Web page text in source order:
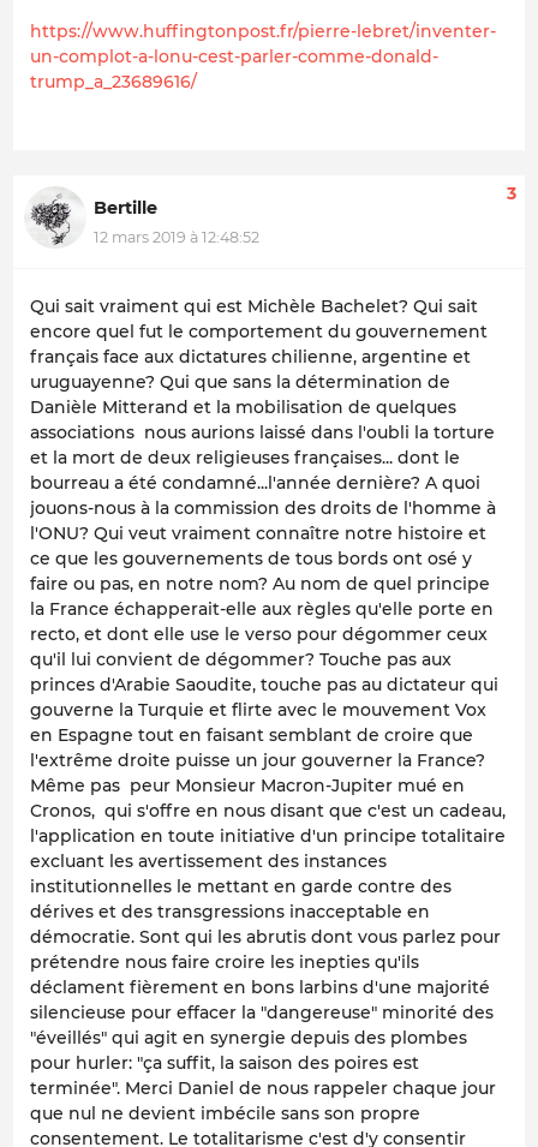
https://www.huffingtonpost.fr/pierre-lebret/inventer-
un-complot-a-lonu-cest-parler-comme-donald-
trump_a_23689616/
Bertille
12 mars 2019 à 12:48:52
3
Qui sait vraiment qui est Michèle Bachelet? Qui sait
encore quel fut le comportement du gouvernement
français face aux dictatures chilienne, argentine et
uruguayenne? Qui que sans la détermination de
Danièle Mitterand et la mobilisation de quelques
associations nous aurions laissé dans l'oubli la torture
et la mort de deux religieuses françaises... dont le
bourreau a été condamné...l'année dernière? A quoi
jouons-nous à la commission des droits de l'homme à
l'ONU? Qui veut vraiment connaître notre histoire et
ce que les gouvernements de tous bords ont osé y
faire ou pas, en notre nom? Au nom de quel principe
la France échapperait-elle aux règles qu'elle porte en
recto, et dont elle use le verso pour dégommer ceux
qu'il lui convient de dégommer? Touche pas aux
princes d'Arabie Saoudite, touche pas au dictateur qui
gouverne la Turquie et flirte avec le mouvement Vox
en Espagne tout en faisant semblant de croire que
l'extrême droite puisse un jour gouverner la France?
Même pas peur Monsieur Macron-Jupiter mué en
Cronos, qui s'offre en nous disant que c'est un cadeau,
l'application en toute initiative d'un principe totalitaire
excluant les avertissement des instances
institutionnelles le mettant en garde contre des
dérives et des transgressions inacceptable en
démocratie. Sont qui les abrutis dont vous parlez pour
prétendre nous faire croire les inepties qu'ils
déclament fièrement en bons larbins d'une majorité
silencieuse pour effacer la "dangereuse" minorité des
"éveillés" qui agit en synergie depuis des plombes
pour hurler: "ça suffit, la saison des poires est
terminée". Merci Daniel de nous rappeler chaque jour
que nul ne devient imbécile sans son propre
consentement. Le totalitarisme c'est d'y consentir